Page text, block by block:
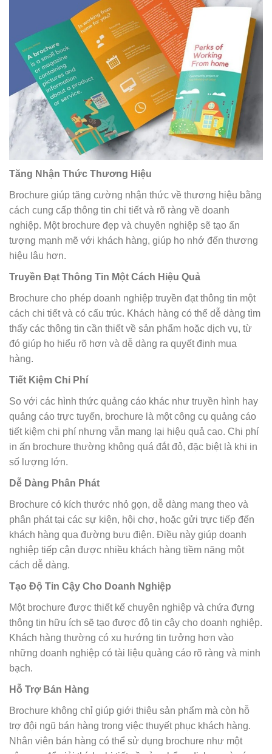
Tăng Nhận Thức Thương Hiệu
Brochure giúp tăng cường nhận thức về thương hiệu bằng
cách cung cấp thông tin chi tiết và rõ ràng về doanh
nghiệp. Một brochure đẹp và chuyên nghiệp sẽ tạo ấn
tượng mạnh mẽ với khách hàng, giúp họ nhớ đến thương
hiệu lâu hơn.
Truyền Đạt Thông Tin Một Cách Hiệu Quả
Brochure cho phép doanh nghiệp truyền đạt thông tin một
cách chi tiết và có cấu trúc. Khách hàng có thể dễ dàng tìm
thấy các thông tin cần thiết về sản phẩm hoặc dịch vụ, từ
đó giúp họ hiểu rõ hơn và dễ dàng ra quyết định mua
hàng.
Tiết Kiệm Chi Phí
So với các hình thức quảng cáo khác như truyền hình hay
quảng cáo trực tuyến, brochure là một công cụ quảng cáo
tiết kiệm chi phí nhưng vẫn mang lại hiệu quả cao. Chi phí
in ấn brochure thường không quá đắt đỏ, đặc biệt là khi in
số lượng lớn.
Dễ Dàng Phân Phát
Brochure có kích thước nhỏ gọn, dễ dàng mang theo và
phân phát tại các sự kiện, hội chợ, hoặc gửi trực tiếp đến
khách hàng qua đường bưu điện. Điều này giúp doanh
nghiệp tiếp cận được nhiều khách hàng tiềm năng một
cách dễ dàng.
Tạo Độ Tin Cậy Cho Doanh Nghiệp
Một brochure được thiết kế chuyên nghiệp và chứa đựng
thông tin hữu ích sẽ tạo được độ tin cậy cho doanh nghiệp.
Khách hàng thường có xu hướng tin tưởng hơn vào
những doanh nghiệp có tài liệu quảng cáo rõ ràng và minh
bạch.
Hỗ Trợ Bán Hàng
Brochure không chỉ giúp giới thiệu sản phẩm mà còn hỗ
trợ đội ngũ bán hàng trong việc thuyết phục khách hàng.
Nhân viên bán hàng có thể sử dụng brochure như một